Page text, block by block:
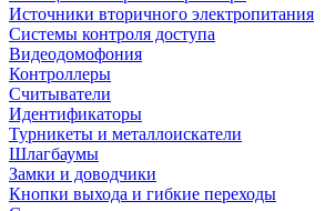
Источники вторичного электропитания
Системы контроля доступа
Видеодомофония
Контроллеры
Считыватели
Идентификаторы
Турникеты и металлоискатели
Шлагбаумы
Замки и доводчики
Кнопки выхода и гибкие переходы